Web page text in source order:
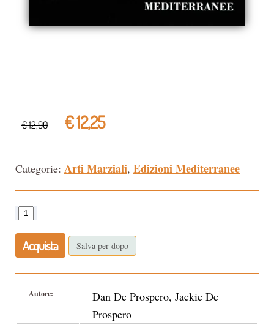
€ 12,90 € 12,25
Categorie: Arti Marziali, Edizioni Mediterranee
Acquista Salva per dopo
Autore:
Dan De Prospero, Jackie De
Prospero